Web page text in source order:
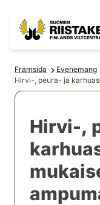
Framsida
Evenemang
Hirvi-, peura- ja
Hirvi-,